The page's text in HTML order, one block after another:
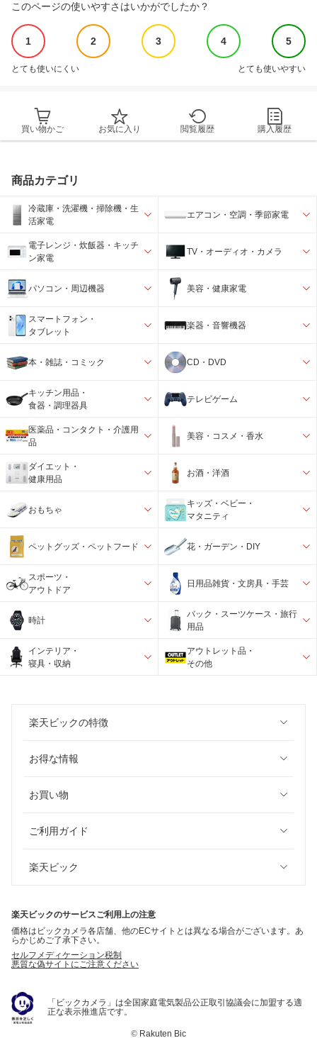
このページの使いやすさはいかがでしたか？
1 2 3 4 5
とても使いにくい とても使いやすい
買い物かご お気に入り 閲覧履歴 購入履歴
商品カテゴリ
冷蔵庫・洗濯機・掃除機・生
活家電
エアコン・空調・季節家電
電子レンジ・炊飯器・キッチ
ン家電
TV・オーディオ・カメラ
パソコン・周辺機器 美容・健康家電
スマートフォン・
タブレット
楽器・音響機器
本・雑誌・コミック CD・DVD
キッチン用品・
食器・調理器具
テレビゲーム
医薬品・コンタクト・介護用
品
美容・コスメ・香水
ダイエット・
健康用品
お酒・洋酒
おもちゃ
キッズ・ベビー・
マタニティ
ペットグッズ・ペットフード 花・ガーデン・DIY
スポーツ・
アウトドア
日用品雑貨・文房具・手芸
時計
バック・スーツケース・旅行
用品
インテリア・
寝具・収納
アウトレット品・
その他
楽天ビックの特徴
お得な情報
お買い物
ご利用ガイド
楽天ビック
楽天ビックのサービスご利用上の注意
価格はビックカメラ各店舗、他のECサイトとは異なる場合がございます。あ
らかじめご了承下さい。
セルフメディケーション税制
悪質な偽サイトにご注意ください
「ビックカメラ」は全国家庭電気製品公正取引協議会に加盟する適
正な表示推進店です。
© Rakuten Bic